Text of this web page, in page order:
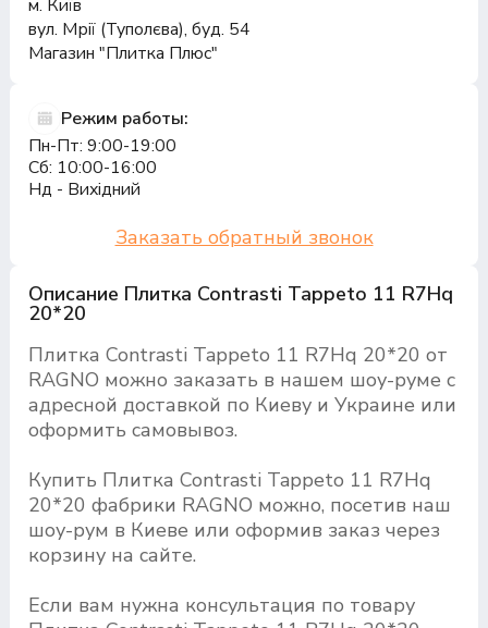
Описание Плитка Contrasti Tappeto 11 R7Hq
20*20
Плитка Contrasti Tappeto 11 R7Hq 20*20 от
RAGNO можно заказать в нашем шоу-руме с
адресной доставкой по Киеву и Украине или
оформить самовывоз.
Купить Плитка Contrasti Tappeto 11 R7Hq
20*20 фабрики RAGNO можно, посетив наш
шоу-рум в Киеве или оформив заказ через
корзину на сайте.
Если вам нужна консультация по товару
м. Київ
вул. Мрії (Туполєва), буд. 54
Магазин "Плитка Плюс"
Режим работы:
Пн-Пт: 9:00-19:00
Сб: 10:00-16:00
Нд - Вихідний
Заказать обратный звонок